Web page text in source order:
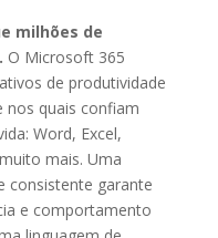
milhões de
O Microsoft 365
de produtividade
nos quais confiam
Word, Excel,
mais. Uma
consistente garante
e comportamento